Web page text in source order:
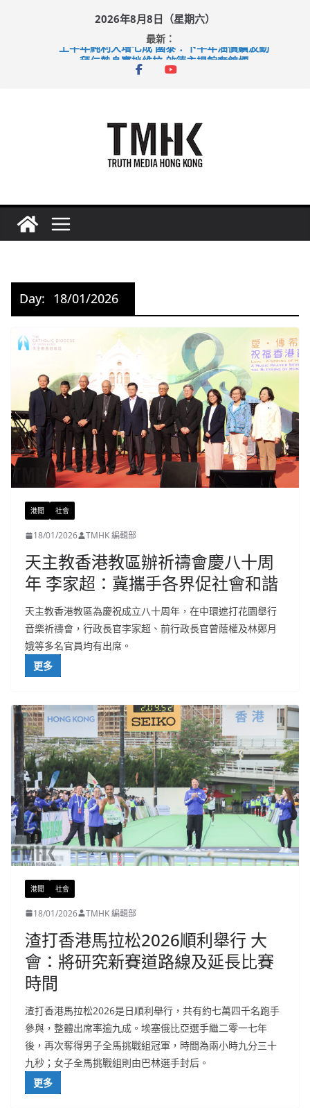
2026年8月8日（星期六）
最新：
上半年純利大增七成 國泰：下半年油價續波動
拜仁熱身賽挫維拉 啟德主場館奪錦標
Day: 18/01/2026
港聞 社會
18/01/2026 TMHK 編輯部
天主教香港教區辦祈禱會慶八十周
年 李家超：冀攜手各界促社會和諧
天主教香港教區為慶祝成立八十周年，在中環遮打花園舉行
音樂祈禱會，行政長官李家超、前行政長官曾蔭權及林鄭月
娥等多名官員均有出席。
更多
港聞 社會
18/01/2026 TMHK 編輯部
渣打香港馬拉松2026順利舉行 大
會：將研究新賽道路線及延長比賽
時間
渣打香港馬拉松2026是日順利舉行，共有約七萬四千名跑手
參與，整體出席率逾九成。埃塞俄比亞選手繼二零一七年
後，再次奪得男子全馬挑戰組冠軍，時間為兩小時九分三十
九秒；女子全馬挑戰組則由巴林選手封后。
更多